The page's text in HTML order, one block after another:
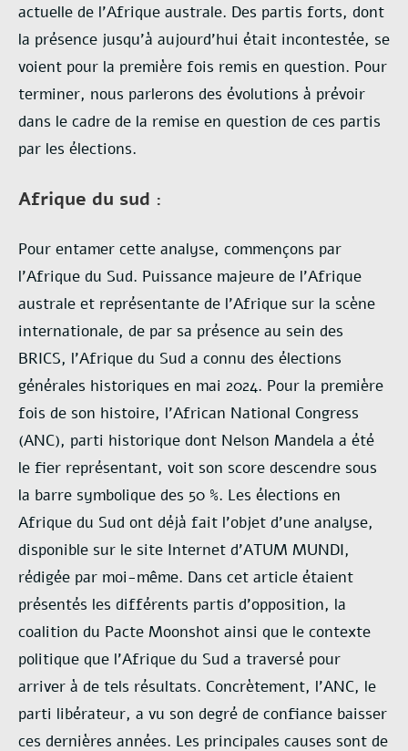
actuelle de l’Afrique australe. Des partis forts, dont
la présence jusqu’à aujourd’hui était incontestée, se
voient pour la première fois remis en question. Pour
terminer, nous parlerons des évolutions à prévoir
dans le cadre de la remise en question de ces partis
par les élections.
Afrique du sud :
Pour entamer cette analyse, commençons par
l’Afrique du Sud. Puissance majeure de l’Afrique
australe et représentante de l’Afrique sur la scène
internationale, de par sa présence au sein des
BRICS, l’Afrique du Sud a connu des élections
générales historiques en mai 2024. Pour la première
fois de son histoire, l’African National Congress
(ANC), parti historique dont Nelson Mandela a été
le fier représentant, voit son score descendre sous
la barre symbolique des 50 %. Les élections en
Afrique du Sud ont déjà fait l’objet d’une analyse,
disponible sur le site Internet d’ATUM MUNDI,
rédigée par moi-même. Dans cet article étaient
présentés les différents partis d’opposition, la
coalition du Pacte Moonshot ainsi que le contexte
politique que l’Afrique du Sud a traversé pour
arriver à de tels résultats. Concrètement, l’ANC, le
parti libérateur, a vu son degré de confiance baisser
ces dernières années. Les principales causes sont de